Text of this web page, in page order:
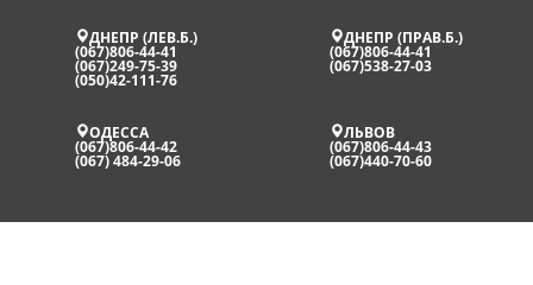
ДНЕПР (ЛЕВ.Б.)
(067)806-44-41
(067)249-75-39
(050)42-111-76
ДНЕПР (ПРАВ.Б.)
(067)806-44-41
(067)538-27-03
ОДЕССА
(067)806-44-42
(067) 484-29-06
ЛЬВОВ
(067)806-44-43
(067)440-70-60